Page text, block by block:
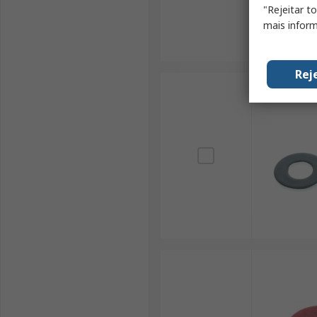
"Rejeitar
mais